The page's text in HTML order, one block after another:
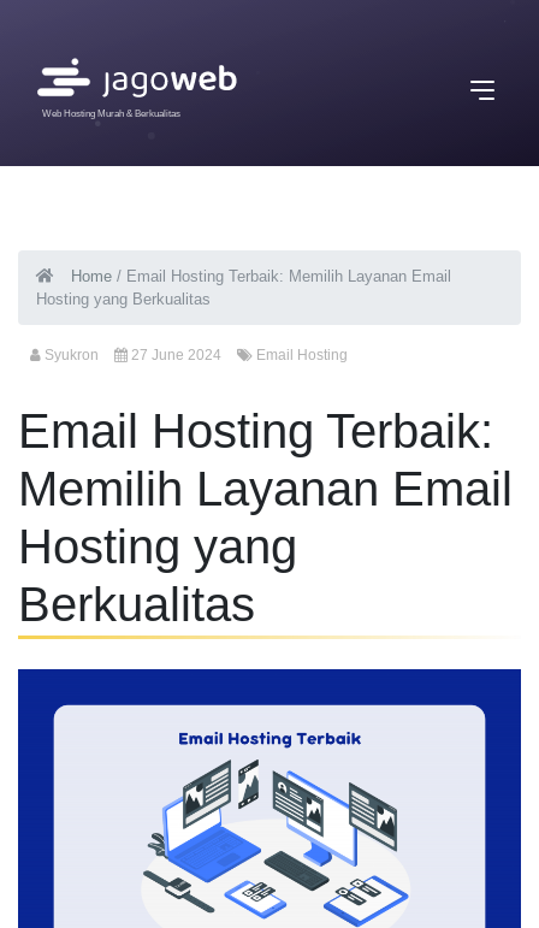
Web Hosting Murah & Berkualitas
Home / Email Hosting Terbaik: Memilih Layanan Email
Hosting yang Berkualitas
Syukron 27 June 2024 Email Hosting
Email Hosting Terbaik:
Memilih Layanan Email
Hosting yang
Berkualitas